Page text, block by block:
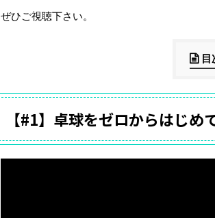
ぜひご視聴下さい。
目
【#1】卓球をゼロからはじめ